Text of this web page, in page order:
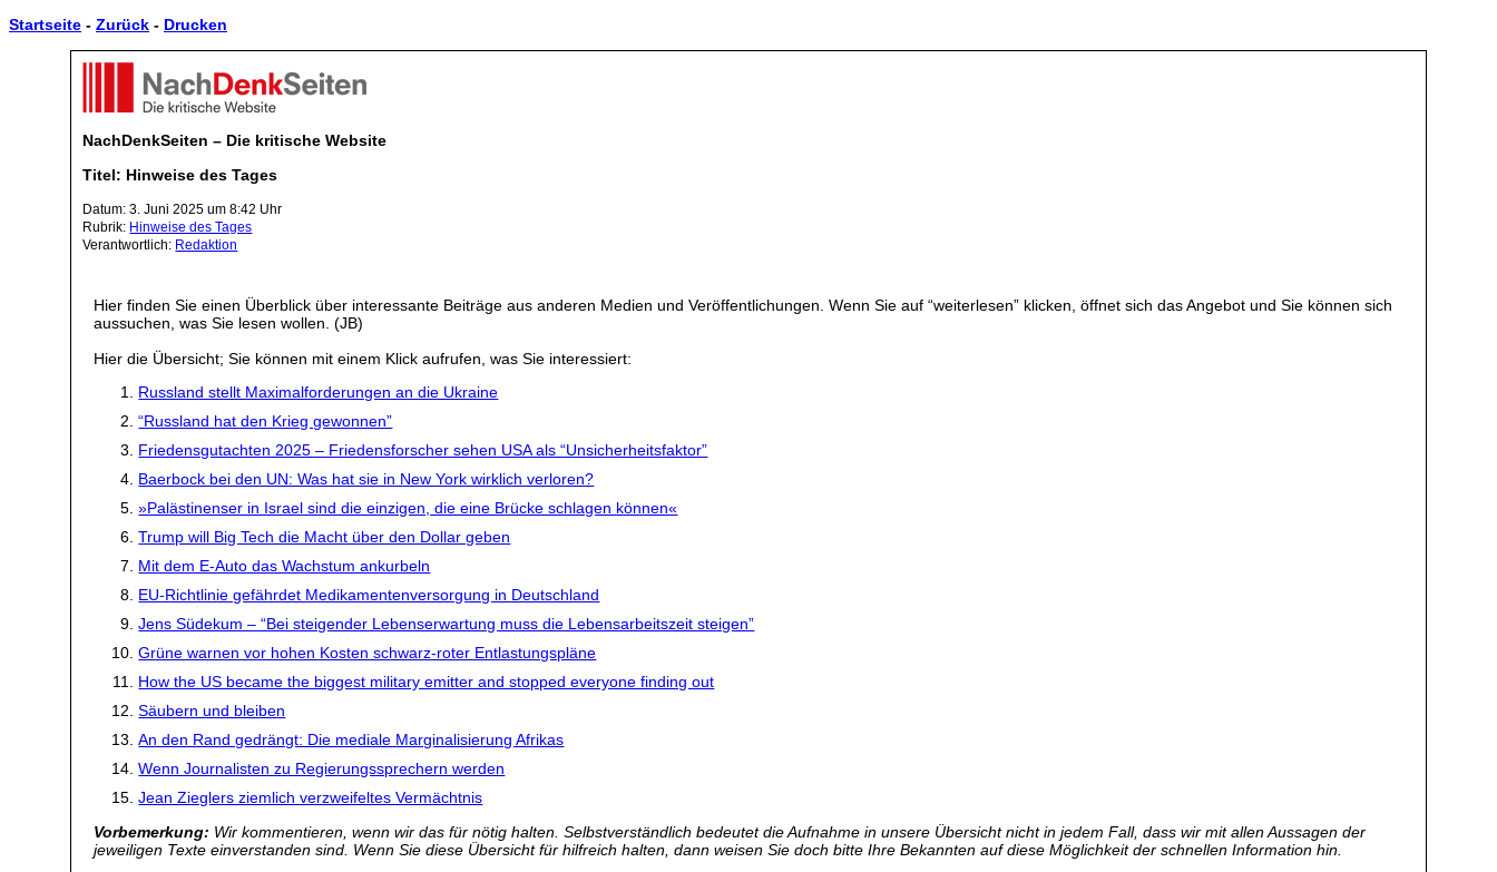
Startseite - Zurück - Drucken
NachDenkSeiten – Die kritische Website
Titel: Hinweise des Tages
Datum: 3. Juni 2025 um 8:42 Uhr
Rubrik: Hinweise des Tages
Verantwortlich: Redaktion
Hier finden Sie einen Überblick über interessante Beiträge aus anderen Medien und Veröffentlichungen. Wenn Sie auf “weiterlesen” klicken, öffnet sich das Angebot und Sie können sich
aussuchen, was Sie lesen wollen. (JB)
Hier die Übersicht; Sie können mit einem Klick aufrufen, was Sie interessiert:
Russland stellt Maximalforderungen an die Ukraine
“Russland hat den Krieg gewonnen”
Friedensgutachten 2025 – Friedensforscher sehen USA als “Unsicherheitsfaktor”
Baerbock bei den UN: Was hat sie in New York wirklich verloren?
»Palästinenser in Israel sind die einzigen, die eine Brücke schlagen können«
Trump will Big Tech die Macht über den Dollar geben
Mit dem E-Auto das Wachstum ankurbeln
EU-Richtlinie gefährdet Medikamentenversorgung in Deutschland
Jens Südekum – “Bei steigender Lebenserwartung muss die Lebensarbeitszeit steigen”
Grüne warnen vor hohen Kosten schwarz-roter Entlastungspläne
How the US became the biggest military emitter and stopped everyone finding out
Säubern und bleiben
An den Rand gedrängt: Die mediale Marginalisierung Afrikas
Wenn Journalisten zu Regierungssprechern werden
Jean Zieglers ziemlich verzweifeltes Vermächtnis
Vorbemerkung: Wir kommentieren, wenn wir das für nötig halten. Selbstverständlich bedeutet die Aufnahme in unsere Übersicht nicht in jedem Fall, dass wir mit allen Aussagen der
jeweiligen Texte einverstanden sind. Wenn Sie diese Übersicht für hilfreich halten, dann weisen Sie doch bitte Ihre Bekannten auf diese Möglichkeit der schnellen Information hin.